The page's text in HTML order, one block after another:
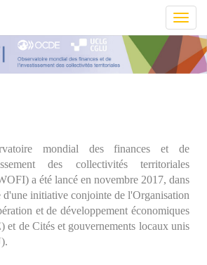
mondial des finances et de
des collectivités territoriales
a été lancé en novembre 2017, dans
d'une initiative conjointe de l'Organisation
et de développement économiques
et de Cités et gouvernements locaux unis